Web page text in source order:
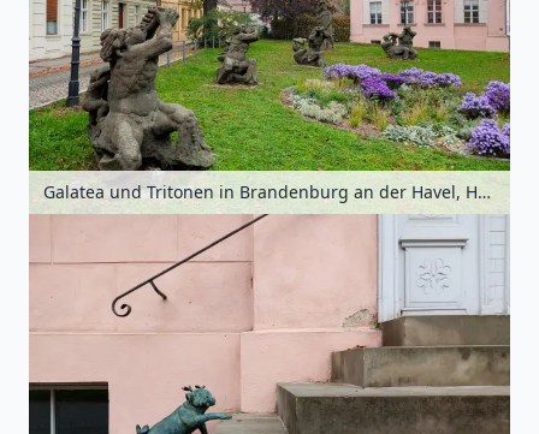
Galatea und Tritonen in Brandenburg an der Havel, Havelland, Brandenburg, Deutschland